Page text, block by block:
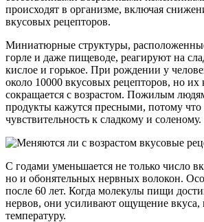
происходят в организме, включая
вкусовых рецепторов.
Миниатюрные структуры,
горле и даже пищеводе, реагируют на
кислое и горькое. При рождении у
около 10000 вкусовых рецепторов, но их
сокращается с возрастом. Пожилым
продукты кажутся пресными, потому что
чувствительность к сладкому и соленому.
С годами уменьшается не только число
но и обонятельных нервных волокон.
после 60 лет. Когда молекулы пищи
нервов, они усиливают ощущение вкуса,
температуру.